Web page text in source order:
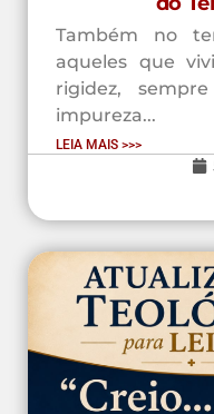
Também no
aqueles que
rigidez,
impureza...
LEIA MAIS >>>